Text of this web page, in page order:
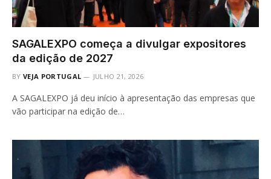
SAGALEXPO começa a divulgar expositores
da edição de 2027
BY VEJA PORTUGAL JULHO 21, 2026
A SAGALEXPO já deu início à apresentação das empresas que
vão participar na edição de…